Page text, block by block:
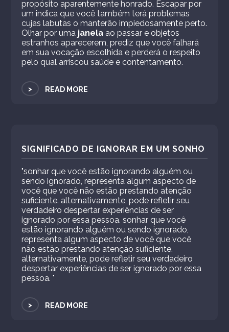
propósito aparentemente honrado. Escapar por
um indica que você também terá problemas
cujas labutas o manterão impiedosamente perto.
Olhar por uma janela ao passar e objetos
estranhos aparecerem, prediz que você falhará
em sua vocação escolhida e perderá o respeito
pelo qual arriscou saúde e contentamento.
> READ MORE
SIGNIFICADO DE IGNORAR EM UM SONHO
"sonhar que você estão ignorando alguém ou
sendo ignorado, representa algum aspecto de
você que você não estão prestando atenção
suficiente. alternativamente, pode refletir seu
verdadeiro despertar experiências de ser
ignorado por essa pessoa. sonhar que você
estão ignorando alguém ou sendo ignorado,
representa algum aspecto de você que você
não estão prestando atenção suficiente.
alternativamente, pode refletir seu verdadeiro
despertar experiências de ser ignorado por essa
pessoa. "
> READ MORE